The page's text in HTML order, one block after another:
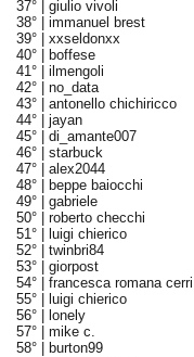
37° | giulio vivoli
38° | immanuel brest
39° | xxseldonxx
40° |
boffese
41° | ilmengoli
42° | no_data
43° | antonello chichiricco
44° | jayan
45° | di_amante007
46° | starbuck
47° | alex2044
48° |
beppe baiocchi
49° | gabriele
50° | roberto checchi
51° |
luigi chierico
52° | twinbri84
53° | giorpost
54° | francesca romana cerri
55° |
luigi chierico
56° |
lonely
57° | mike c.
58° |
burton99